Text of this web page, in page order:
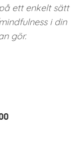
ett enkelt sätt
i din
gör.